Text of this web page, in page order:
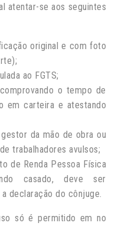
atentar-se aos seguintes
original e com foto
ao FGTS;
o tempo de
em carteira e atestando
da mão de obra ou
trabalhadores avulsos;
de Renda Pessoa Física
casado, deve ser
declaração do cônjuge.
só é permitido em no